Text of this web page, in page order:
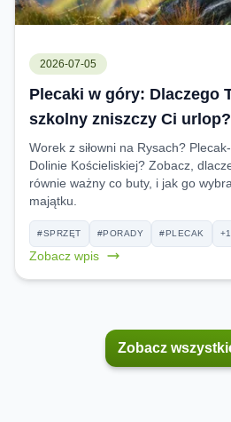
2026-07-05
Plecaki w góry: Dlaczego
szkolny zniszczy Ci urlop?
Worek z siłowni na Rysach?
Dolinie Kościeliskiej? Zobacz,
równie ważny co buty, i jak go
majątku.
#SPRZĘT #PORADY #PLECAK +1
Zobacz wpis
Zobacz